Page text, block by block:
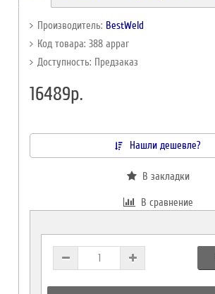
Производитель: BestWeld
Код товара: 388 appar
Доступность: Предзаказ
16489р.
Нашли дешевле?
В закладки
В сравнение